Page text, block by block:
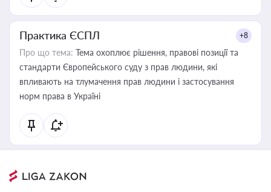
Практика ЄСПЛ +8
Про що тема: Тема охоплює рішення, правові позиції та
стандарти Європейського суду з прав людини, які
впливають на тлумачення прав людини і застосування
норм права в Україні